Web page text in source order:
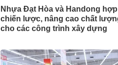
Nhựa Đạt Hòa và Handong
chiến lược, nâng cao chất
cho các công trình xây dựng